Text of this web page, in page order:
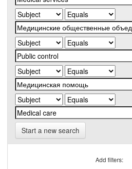
Start a new search
Add filters: